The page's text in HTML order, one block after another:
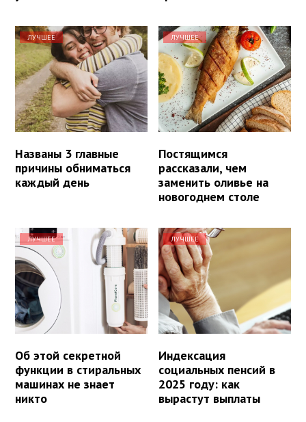
ЛУЧШЕЕ
Названы 3 главные
причины обниматься
каждый день
ЛУЧШЕЕ
Постящимся
рассказали, чем
заменить оливье на
новогоднем столе
ЛУЧШЕЕ
Об этой секретной
функции в стиральных
машинах не знает
никто
ЛУЧШЕЕ
Индексация
социальных пенсий в
2025 году: как
вырастут выплаты